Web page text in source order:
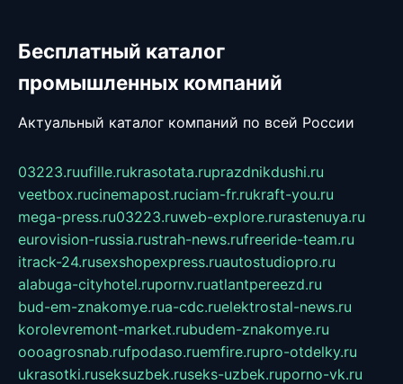
Бесплатный каталог
промышленных компаний
Актуальный каталог компаний по всей России
03223.ruufille.rukrasotata.ruprazdnikdushi.ru
veetbox.rucinemapost.ruciam-fr.rukraft-you.ru
mega-press.ru03223.ruweb-explore.rurastenuya.ru
eurovision-russia.rustrah-news.rufreeride-team.ru
itrack-24.rusexshopexpress.ruautostudiopro.ru
alabuga-cityhotel.rupornv.ruatlantpereezd.ru
bud-em-znakomye.rua-cdc.ruelektrostal-news.ru
korolevremont-market.rubudem-znakomye.ru
oooagrosnab.rufpodaso.ruemfire.rupro-otdelky.ru
ukrasotki.ruseksuzbek.ruseks-uzbek.ruporno-vk.ru